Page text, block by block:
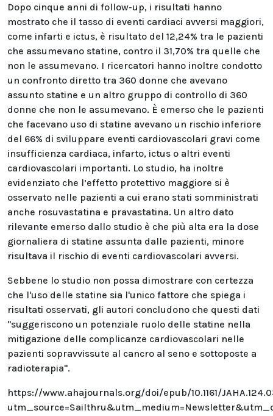
Dopo cinque anni di follow-up, i risultati hanno
mostrato che il tasso di eventi cardiaci avversi maggiori,
come infarti e ictus, è risultato del 12,24% tra le pazienti
che assumevano statine, contro il 31,70% tra quelle che
non le assumevano. I ricercatori hanno inoltre condotto
un confronto diretto tra 360 donne che avevano
assunto statine e un altro gruppo di controllo di 360
donne che non le assumevano. È emerso che le pazienti
che facevano uso di statine avevano un rischio inferiore
del 66% di sviluppare eventi cardiovascolari gravi come
insufficienza cardiaca, infarto, ictus o altri eventi
cardiovascolari importanti. Lo studio, ha inoltre
evidenziato che l’effetto protettivo maggiore si è
osservato nelle pazienti a cui erano stati somministrati
anche rosuvastatina e pravastatina. Un altro dato
rilevante emerso dallo studio è che più alta era la dose
giornaliera di statine assunta dalle pazienti, minore
risultava il rischio di eventi cardiovascolari avversi.
Sebbene lo studio non possa dimostrare con certezza
che l'uso delle statine sia l'unico fattore che spiega i
risultati osservati, gli autori concludono che questi dati
"suggeriscono un potenziale ruolo delle statine nella
mitigazione delle complicanze cardiovascolari nelle
pazienti sopravvissute al cancro al seno e sottoposte a
radioterapia".
https://www.ahajournals.org/doi/epub/10.1161/